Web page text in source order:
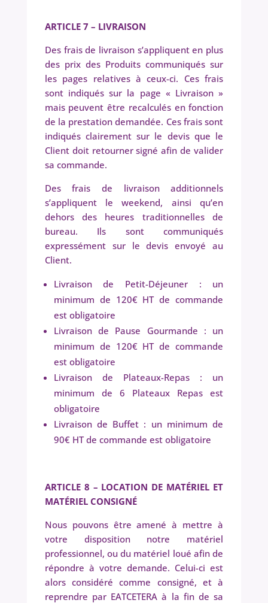
ARTICLE 7 – LIVRAISON
Des frais de livraison s’appliquent en plus
des prix des Produits communiqués sur
les pages relatives à ceux-ci. Ces frais
sont indiqués sur la page « Livraison »
mais peuvent être recalculés en fonction
de la prestation demandée. Ces frais sont
indiqués clairement sur le devis que le
Client doit retourner signé afin de valider
sa commande.
Des frais de livraison additionnels
s’appliquent le weekend, ainsi qu’en
dehors des heures traditionnelles de
bureau. Ils sont communiqués
expressément sur le devis envoyé au
Client.
Livraison de Petit-Déjeuner : un
minimum de 120€ HT de commande
est obligatoire
Livraison de Pause Gourmande : un
minimum de 120€ HT de commande
est obligatoire
Livraison de Plateaux-Repas : un
minimum de 6 Plateaux Repas est
obligatoire
Livraison de Buffet : un minimum de
90€ HT de commande est obligatoire
ARTICLE 8 – LOCATION DE MATÉRIEL ET
MATÉRIEL CONSIGNÉ
Nous pouvons être amené à mettre à
votre disposition notre matériel
professionnel, ou du matériel loué afin de
répondre à votre demande. Celui-ci est
alors considéré comme consigné, et à
reprendre par EATCETERA à la fin de sa